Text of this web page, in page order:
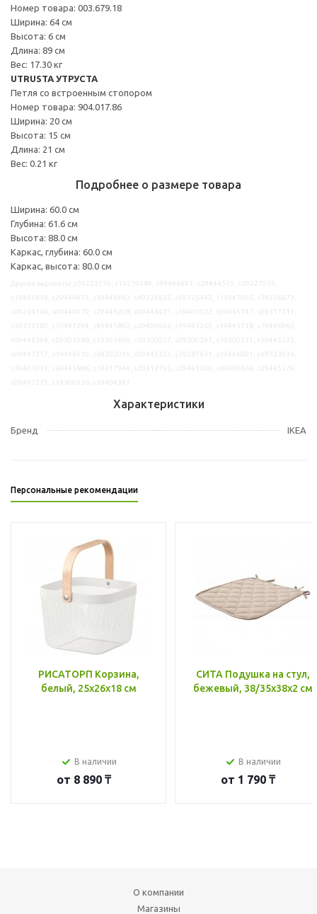
Номер товара: 003.679.18
Ширина: 64 см
Высота: 6 см
Длина: 89 см
Вес: 17.30 кг
UTRUSTA УТРУСТА
Петля со встроенным стопором
Номер товара: 904.017.86
Ширина: 20 см
Высота: 15 см
Длина: 21 см
Вес: 0.21 кг
Подробнее о размере товара
Ширина: 60.0 см
Глубина: 61.6 см
Высота: 88.0 см
Каркас, глубина: 60.0 см
Каркас, высота: 80.0 см
Характеристики
Бренд IKEA
Персональные рекомендации
РИСАТОРП Корзина,
белый, 25x26x18 см
В наличии
от 8 890 ₸
СИТА Подушка на стул,
бежевый, 38/35x38x2 см
В наличии
от 1 790 ₸
О компании
Магазины